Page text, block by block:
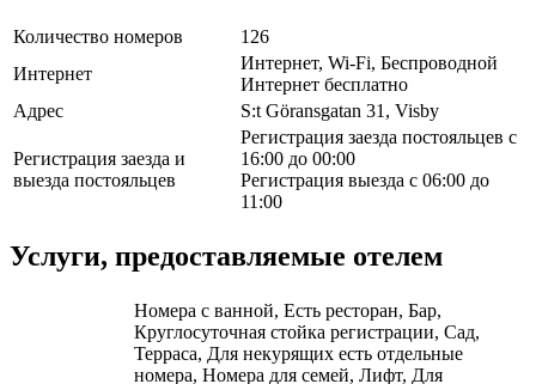
Количество номеров
126
Интернет
Интернет, Wi-Fi, Беспроводной
Интернет бесплатно
Адрес
S:t Göransgatan 31, Visby
Регистрация заезда и
выезда постояльцев
Регистрация заезда постояльцев с
16:00 до 00:00
Регистрация выезда с 06:00 до
11:00
Услуги, предоставляемые отелем
Номера с ванной, Есть ресторан, Бар,
Круглосуточная стойка регистрации, Сад,
Терраса, Для некурящих есть отдельные
номера, Номера для семей, Лифт, Для